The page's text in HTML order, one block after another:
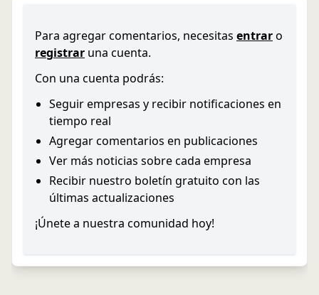
Para agregar comentarios, necesitas entraro
registrar una cuenta.
Con una cuenta podrás:
Seguir empresas y recibir notificaciones en
tiempo real
Agregar comentarios en publicaciones
Ver más noticias sobre cada empresa
Recibir nuestro boletín gratuito con las
últimas actualizaciones
¡Únete a nuestra comunidad hoy!